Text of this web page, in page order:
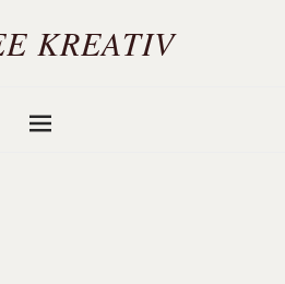
KREATIV